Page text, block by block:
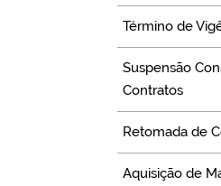
Término de
Suspensão
Contratos
Retomada de
Aquisição de